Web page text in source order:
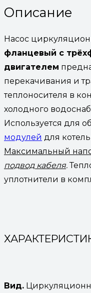
Описание
Насос
фланцевый с
двигателем
перекачивания и
теплоносителя в
холодного
Используется для
модулей для
Максимальный
подвод кабеля.
уплотнители в
Вид.